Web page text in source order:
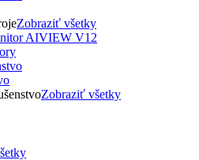
Zobraziť všetky
Zobraziť všetky